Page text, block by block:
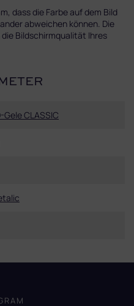
dass die Farbe auf dem Bild
abweichen können. Die
Bildschirmqualität Ihres
Gele CLASSIC